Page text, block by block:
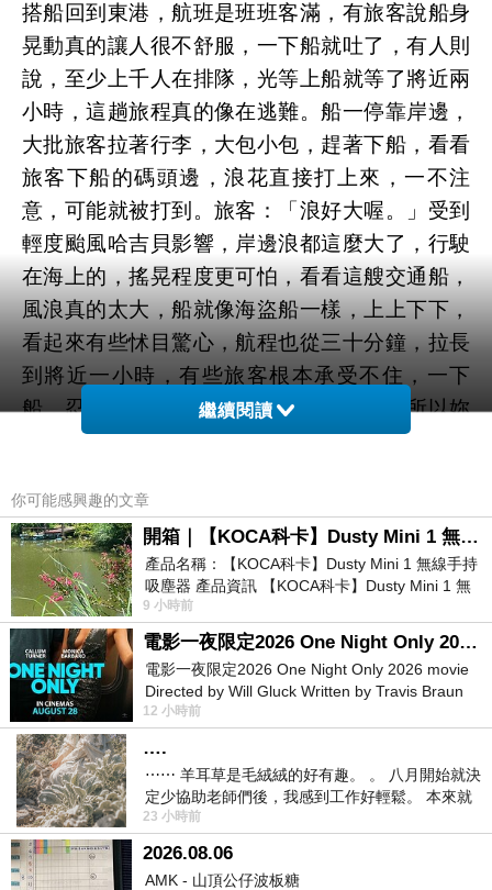
搭船回到東港，航班是班班客滿，有旅客說船身
晃動真的讓人很不舒服，一下船就吐了，有人則
說，至少上千人在排隊，光等上船就等了將近兩
小時，這趟旅程真的像在逃難。船一停靠岸邊，
大批旅客拉著行李，大包小包，趕著下船，看看
旅客下船的碼頭邊，浪花直接打上來，一不注
意，可能就被打到。旅客：「浪好大喔。」受到
輕度颱風哈吉貝影響，岸邊浪都這麼大了，行駛
在海上的，搖晃程度更可怕，看看這艘交通船，
風浪真的太大，船就像海盜船一樣，上上下下，
看起來有些怵目驚心，航程也從三十分鐘，拉長
到將近一小時，有些旅客根本承受不住，一下
船，忍不住吐了。旅客：「真的很不舒服所以妳
吐了？對，一路吐回來？一直忍忍到下船才吐，
還要去台東，現在等於說整個都取消了。」就是
說什麼都要搭船回來，看看琉球乘船處，長長人
龍，就像看不到盡頭一樣，從上午開始，上千民
眾擠爆碼頭，要搭船，至少得等上一、兩個小
時。旅客：「都趕著回來那邊大排長龍，排多
長？好長喔那邊可能大概，還有好幾千人。」全
民英檢試題下載 免費英文單字
旅客：「等很久
嗎？很久非常地久，公船都不開你們排多久?
一、兩個小時像在逃難。」船公司人員：「搖搖
晃晃搖搖晃晃，那邊搖晃太大？對。」下午兩點
半左右，旅客疏散完畢，只能說，哈吉貝颱風即
使沒直撲台灣，但外圍環流還是替南台灣帶來間
繼續閱讀
你可能感興趣的文章
開箱｜【KOCA科卡】Dusty Mini 1 無線手持吸塵器
產品名稱：【KOCA科卡】Dusty Mini 1 無線手持
吸塵器 產品資訊 【KOCA科卡】Dusty Mini 1 無
線手持吸塵器評語： 能吸、能吹兼具兩
9 小時前
電影一夜限定2026 One Night Only 2026 movie
電影一夜限定2026 One Night Only 2026 movie
Directed by Will Gluck Written by Travis Braun
Starring Monica Barbaro
12 小時前
….
⋯⋯ 羊耳草是毛絨絨的好有趣。 。 八月開始就決
定少協助老師們後，我感到工作好輕鬆。 本來就
不是我的工作啊。 真
23 小時前
2026.08.06
AMK - 山頂公仔波板糖